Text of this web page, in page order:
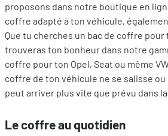
proposons dans notre boutique en
coffre adapté à ton véhicule,
Que tu cherches un bac de coffre pour
trouveras ton bonheur dans notre
coffre pour ton Opel, Seat ou même
coffre de ton véhicule ne se salisse ou
peut arriver plus vite que prévu dans
Le coffre au quotidien